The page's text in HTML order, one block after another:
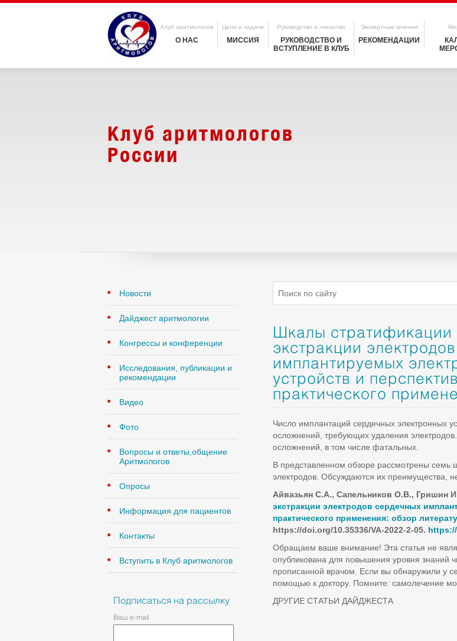
Клуб аритмологов
О НАС
Цели и задачи
МИССИЯ
Руководство и членство
РУКОВОДСТВО И
ВСТУПЛЕНИЕ В КЛУБ
Экспертные мнения
РЕКОМЕНДАЦИИ
Клуб аритмологов
России
Новости
Дайджест аритмологии
Конгрессы и конференции
Исследования, публикации и
рекомендации
Видео
Фото
Вопросы и ответы,общение
Аритмологов
Опросы
Информация для пациентов
Контакты
Вступить в Клуб аритмологов
Подписаться на рассылку
Ваш e-mail
Шкалы стратификации
экстракции
имплантируемых
устройств и
практического
Число имплантаций сердечных электронных
осложнений, требующих удаления
осложнений, в том числе фатальных.
В представленном обзоре рассмотрены семь
электродов. Обсуждаются их преимущества,
Айвазьян С.А., Сапельников О.В., Гришин
экстракции электродов сердечных
практического применения: обзор
https://doi.org/10.35336/VA-2022-2-05.
Обращаем ваше внимание! Эта статья не
опубликована для повышения уровня знаний
прописанной врачом. Если вы обнаружили у
помощью к доктору. Помните: самолечение
ДРУГИЕ СТАТЬИ ДАЙДЖЕСТА